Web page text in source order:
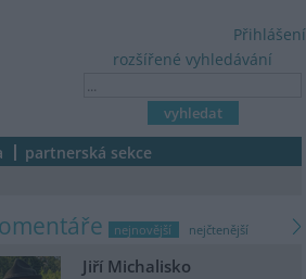
rozšířené vyhledávání
Přihlášení
partnerská sekce
nejnovější nejčtenější
Jiří Michalisko